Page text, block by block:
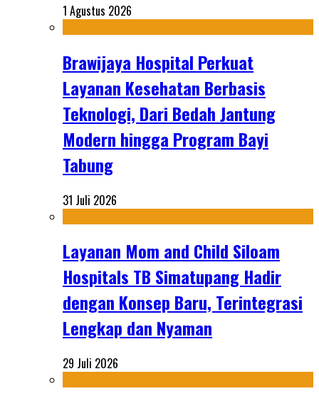
1 Agustus 2026
Brawijaya Hospital Perkuat
Layanan Kesehatan Berbasis
Teknologi, Dari Bedah Jantung
Modern hingga Program Bayi
Tabung
31 Juli 2026
Layanan Mom and Child Siloam
Hospitals TB Simatupang Hadir
dengan Konsep Baru, Terintegrasi
Lengkap dan Nyaman
29 Juli 2026